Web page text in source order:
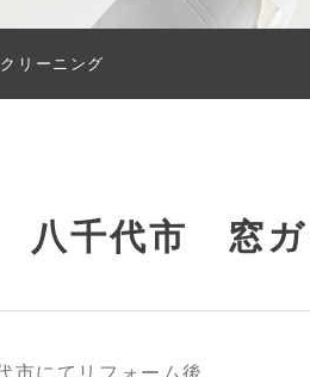
リーニング
八千代市 窓ガ